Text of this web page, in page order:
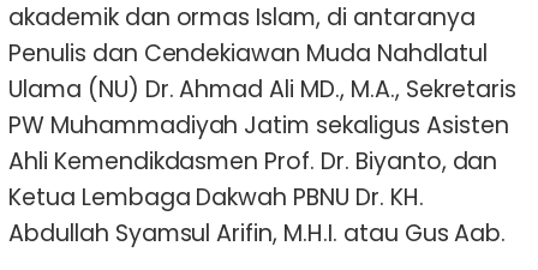
akademik dan ormas Islam, di antaranya
Penulis dan Cendekiawan Muda Nahdlatul
Ulama (NU) Dr. Ahmad Ali MD., M.A., Sekretaris
PW Muhammadiyah Jatim sekaligus Asisten
Ahli Kemendikdasmen Prof. Dr. Biyanto, dan
Ketua Lembaga Dakwah PBNU Dr. KH.
Abdullah Syamsul Arifin, M.H.I. atau Gus Aab.